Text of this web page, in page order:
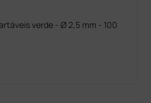
verde - Ø 2,5 mm - 100